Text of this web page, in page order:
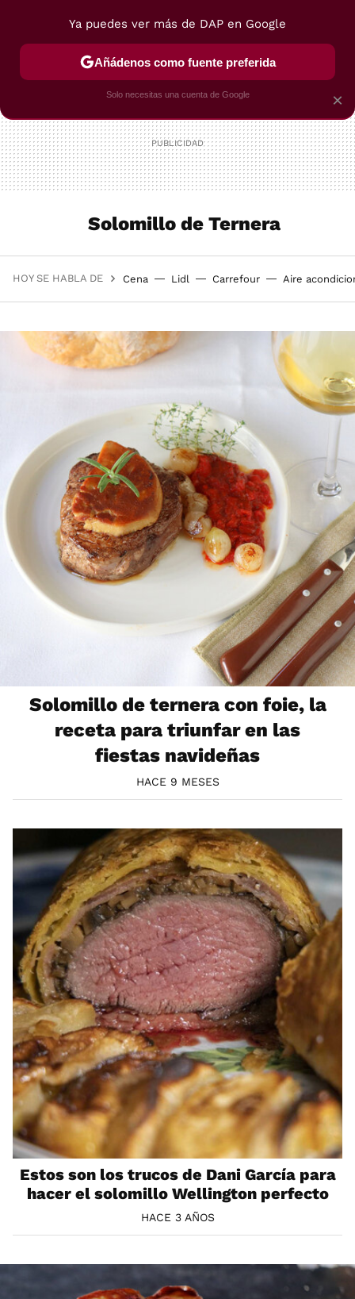
POSTRES VIAJES SELECCIÓN VEGUI
Solomillo de Ternera
HOY SE HABLA DE Cena Lidl Carrefour Aire
Solomillo de ternera con foie, la
receta para triunfar en las
fiestas navideñas
HACE 9 MESES
Estos son los trucos de Dani García para
hacer el solomillo Wellington perfecto
HACE 3 AÑOS
×
Ya puedes ver más de DAP en Google
Añádenos como fuente preferida
Solo necesitas una cuenta de Google